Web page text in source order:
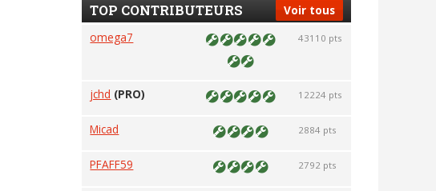
Voir tous
TOP CONTRIBUTEURS
omega7 43110 pts
jchd (PRO) 12224 pts
Micad 2884 pts
PFAFF59 2792 pts